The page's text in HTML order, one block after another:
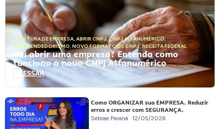
ABERTURA DE EMPRESA, ABRIR CNPJ,CNPJ ALFANUMÉRICO,
EMPREENDEDORISMO, NOVO FORMATO DE CNPJ,RECEITA FEDERAL
Vai abrir uma empresa? Entenda como
funciona o novo CNPJ Alfanumérico
ACESSAR
Como ORGANIZAR sua EMPRESA. Reduzir
erros e crescer com SEGURANÇA.
Sebrae Paraná 12/05/2026